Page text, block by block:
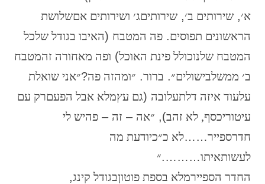
א׳,שירותים ב׳ ,שירותיםג׳ ושירותים אםשלושת
הראשונים תפוסים.פה המטבח(האיבו בגודל שלכל
המטבח שלנוכולל פינת האוכל)ופה מאחורה זהמטבח
ממשלבישולים״.ברור.״ומהזה פה?״אני שואלת
עלעוד איזה דלתעלובה(גם עץמלא אבל הפעםרק עם
עיטוריכסף, לא זהב),״אה–זה–פהיש לי
חדרספייר……לא כ״כיודעת מה
לעשותאיתו……….״
החדר הספיירמלא בספת פוטוןבגודל קינג,